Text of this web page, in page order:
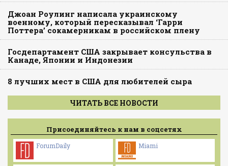
Джоан Роулинг написала украинскому
военному, который пересказывал ‘Гарри
Поттера’ сокамерникам в российском плену
Госдепартамент США закрывает консульства в
Канаде, Японии и Индонезии
8 лучших мест в США для любителей сыра
ЧИТАТЬ ВСЕ НОВОСТИ
Присоединяйтесь к нам в соцсетях
ForumDaily Miami